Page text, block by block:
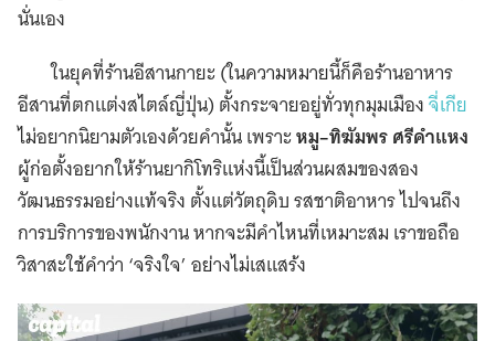
นั่นเอง
ในยุคที่ร้านอีสานกายะ (ในความหมายนี้ก็คือร้านอาหาร
อีสานที่ตกแต่งสไตล์ญี่ปุ่น) ตั้งกระจายอยู่ทั่วทุกมุมเมืองจี่เกีย
ไม่อยากนิยามตัวเองด้วยคำนั้น เพราะหมู–ทิฆัมพร ศรีคำแหง
ผู้ก่อตั้งอยากให้ร้านยากิโทริแห่งนี้เป็นส่วนผสมของสอง
วัฒนธรรมอย่างแท้จริง ตั้งแต่วัตถุดิบ รสชาติอาหาร ไปจนถึง
การบริการของพนักงาน หากจะมีคำไหนที่เหมาะสม เราขอถือ
วิสาสะใช้คำว่า ‘จริงใจ’ อย่างไม่เสแสร้ง